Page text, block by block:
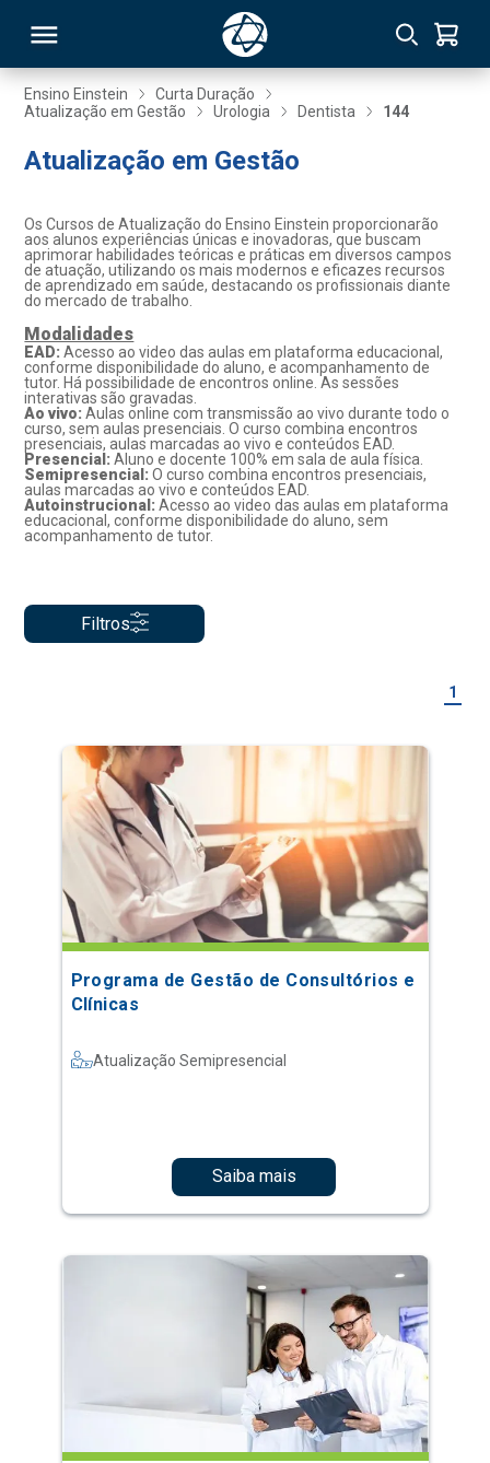
Ensino Einstein
Curta Duração
Atualização em Gestão
Urologia Dentista 144
Atualização em Gestão
Os Cursos de Atualização do Ensino Einstein proporcionarão
aos alunos experiências únicas e inovadoras, que buscam
aprimorar habilidades teóricas e práticas em diversos campos
de atuação, utilizando os mais modernos e eficazes recursos
de aprendizado em saúde, destacando os profissionais diante
do mercado de trabalho.
Modalidades
EAD:Acesso ao video das aulas em plataforma educacional,
conforme disponibilidade do aluno, e acompanhamento de
tutor. Há possibilidade de encontros online. As sessões
interativas são gravadas.
Ao vivo: Aulas online com transmissão ao vivo durante todo o
curso, sem aulas presenciais. O curso combina encontros
presenciais, aulas marcadas ao vivo e conteúdos EAD.
Presencial:Aluno e docente 100% em sala de aula física.
Semipresencial:O curso combina encontros presenciais,
aulas marcadas ao vivo e conteúdos EAD.
Autoinstrucional:Acesso ao video das aulas em plataforma
educacional, conforme disponibilidade do aluno, sem
acompanhamento de tutor.
Filtros
1
Programa de Gestão de Consultórios e
Clínicas
Atualização Semipresencial
Saiba mais